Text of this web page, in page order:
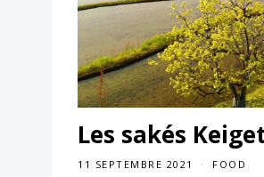
Les sakés
11 SEPTEMBRE 2021 FOOD